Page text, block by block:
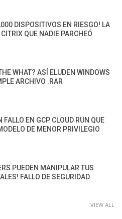
DISPOSITIVOS EN RIESGO! LA
QUE NADIE PARCHEÓ
WHAT? ASÍ ELUDEN WINDOWS
ARCHIVO .RAR
FALLO EN GCP CLOUD RUN QUE
DE MENOR PRIVILEGIO
PUEDEN MANIPULAR TUS
FALLO DE SEGURIDAD
VIEW ALL